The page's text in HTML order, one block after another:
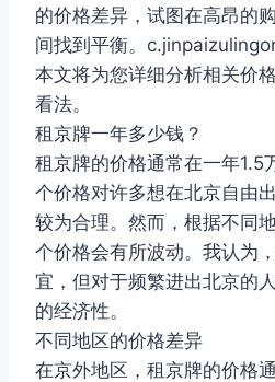
的价格差异，试图在高昂的
间找到平衡。
本文将为您详细分析相关价
看法。
租京牌一年多少钱？
租京牌的价格通常在一年1.5
个价格对许多想在北京自由
较为合理。然而，根据不同
个价格会有所波动。我认为
宜，但对于频繁进出北京的
的经济性。
不同地区的价格差异
在京外地区，租京牌的价格